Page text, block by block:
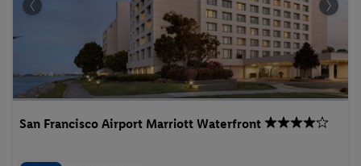
San Francisco Airport Marriott Waterfront